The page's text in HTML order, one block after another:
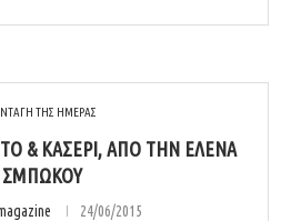
ΤΗΣ ΗΜΕΡΑΣ
& ΚΑΣΈΡΙ, ΑΠΌ ΤΗΝ ΈΛΕΝΑ
ΣΜΠΏΚΟΥ
24/06/2015